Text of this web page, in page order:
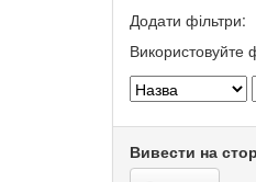
Додати фільтри:
Використовуйте
Вивести на